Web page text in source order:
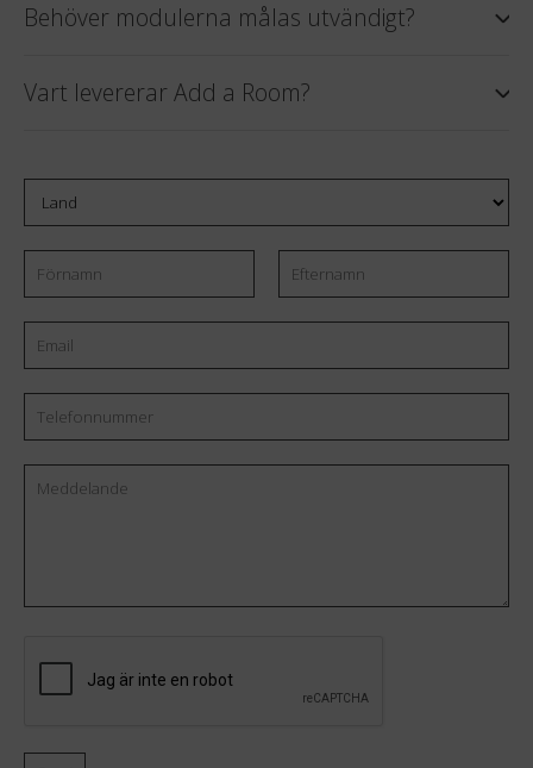
Behöver modulerna målas utvändigt?
Vart levererar Add a Room?
Land
Förnamn Efternamn
Email*
Telefonnummer
Meddelande